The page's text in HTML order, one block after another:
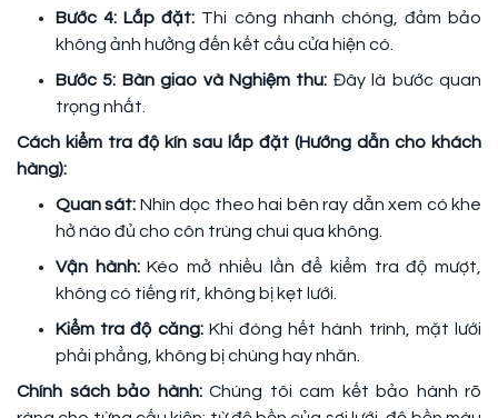
Bước 4: Lắp đặt: Thi công nhanh chóng, đảm bảo
không ảnh hưởng đến kết cấu cửa hiện có.
Bước 5: Bàn giao và Nghiệm thu: Đây là bước quan
trọng nhất.
Cách kiểm tra độ kín sau lắp đặt (Hướng dẫn cho khách
hàng):
Quan sát: Nhìn dọc theo hai bên ray dẫn xem có khe
hở nào đủ cho côn trùng chui qua không.
Vận hành:Kéo mở nhiều lần để kiểm tra độ mượt,
không có tiếng rít, không bị kẹt lưới.
Kiểm tra độ căng:Khi đóng hết hành trình, mặt lưới
phải phẳng, không bị chùng hay nhăn.
Chính sách bảo hành: Chúng tôi cam kết bảo hành rõ